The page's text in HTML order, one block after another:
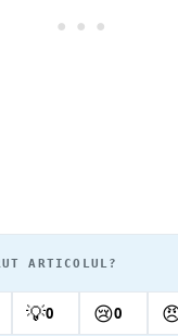
ARTICOLUL?
💡0 😢0